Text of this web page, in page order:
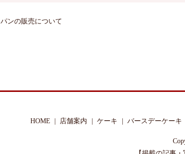
パンの販売について
HOME 店舗案内 ケーキ バースデーケーキ